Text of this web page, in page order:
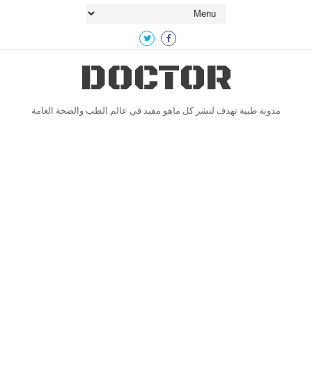
DOCTOR
مدونة طبية تهدف لنشر كل ماهو مفيد في عالم الطب والصحة العامة